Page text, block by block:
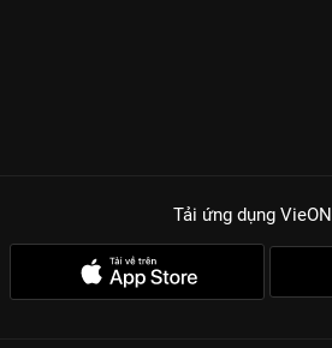
Tải ứng dụng VieON